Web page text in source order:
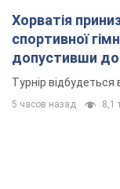
Хорватія
спортивної
допустивши до
основних
Турнір відбудеться
5 часов назад 8,1